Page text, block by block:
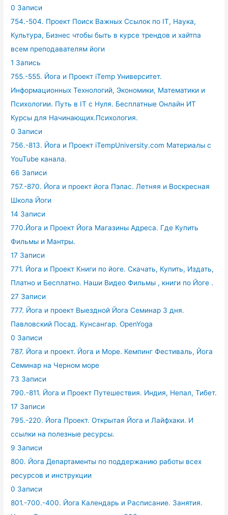
0 Записи
754.-504. Проект Поиск Важных Ссылок по IT, Наука,
Культура, Бизнес чтобы быть в курсе трендов и хайтпа
всем преподавателям йоги
1 Запись
755.-555. Йога и Проект iTemp Университет.
Информационных Технологий, Экономики, Математики и
Психологии. Путь в IT с Нуля. Бесплатные Онлайн ИТ
Курсы для Начинающих.Психология.
0 Записи
756.-813. Йога и Проект iTempUniversity.com Материалы с
YouTube канала.
66 Записи
757.-870. Йога и проект йога Пэлас. Летняя и Воскресная
Школа Йоги
14 Записи
770.Йога и Проект Йога Магазины Адреса. Где Купить
Фильмы и Мантры.
17 Записи
771. Йога и Проект Книги по йоге. Скачать, Купить, Издать,
Платно и Бесплатно. Наши Видео Фильмы , книги по Йоге .
27 Записи
777. Йога и проект Выездной Йога Семинар 3 дня.
Павловский Посад. Кунсангар. OpenYoga
0 Записи
787. Йога и проект. Йога и Море. Кемпинг Фестиваль, Йога
Семинар на Черном море
73 Записи
790.-811. Йога и Проект Путешествия. Индия, Непал, Тибет.
17 Записи
795.-220. Йога Проект. Открытая Йога и Лайфхаки. И
ссылки на полезные ресурсы.
9 Записи
800. Йога Департаменты по поддержанию работы всех
ресурсов и инструкции
0 Записи
801.-700.-400. Йога Календарь и Расписание. Занятия.